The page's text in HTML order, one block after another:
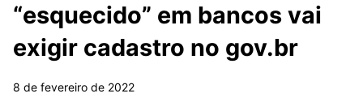
“esquecido” em bancos vai
exigir cadastro no gov.br
8 de fevereiro de 2022